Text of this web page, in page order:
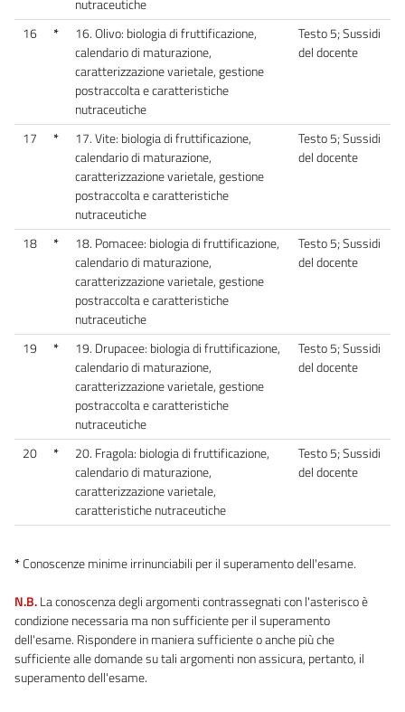
nutraceutiche
16 *
16. Olivo: biologia di fruttificazione,
calendario di maturazione,
caratterizzazione varietale, gestione
postraccolta e caratteristiche
nutraceutiche
Testo 5; Sussidi
del docente
17 *
17. Vite: biologia di fruttificazione,
calendario di maturazione,
caratterizzazione varietale, gestione
postraccolta e caratteristiche
nutraceutiche
Testo 5; Sussidi
del docente
18 *
18. Pomacee: biologia di fruttificazione,
calendario di maturazione,
caratterizzazione varietale, gestione
postraccolta e caratteristiche
nutraceutiche
Testo 5; Sussidi
del docente
19 *
19. Drupacee: biologia di fruttificazione,
calendario di maturazione,
caratterizzazione varietale, gestione
postraccolta e caratteristiche
nutraceutiche
Testo 5; Sussidi
del docente
20 *
20. Fragola: biologia di fruttificazione,
calendario di maturazione,
caratterizzazione varietale,
caratteristiche nutraceutiche
Testo 5; Sussidi
del docente
*Conoscenze minime irrinunciabili per il superamento dell'esame.
N.B.La conoscenza degli argomenti contrassegnati con l'asterisco è
condizione necessaria ma non sufficiente per il superamento
dell'esame. Rispondere in maniera sufficiente o anche più che
sufficiente alle domande su tali argomenti non assicura, pertanto, il
superamento dell'esame.